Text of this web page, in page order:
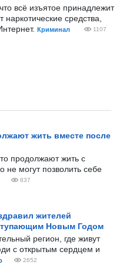
всё изъятое принадлежит
средства,
Криминал 1107
жить вместе после
продолжают жить с
не могут позволить себе
837
жителей
Новым Годом
регион, где живут
с открытым сердцем и
2652